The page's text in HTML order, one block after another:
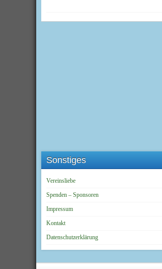
Sonstiges
Vereinsliebe
Spenden – Sponsoren
Impressum
Kontakt
Datenschutzerklärung